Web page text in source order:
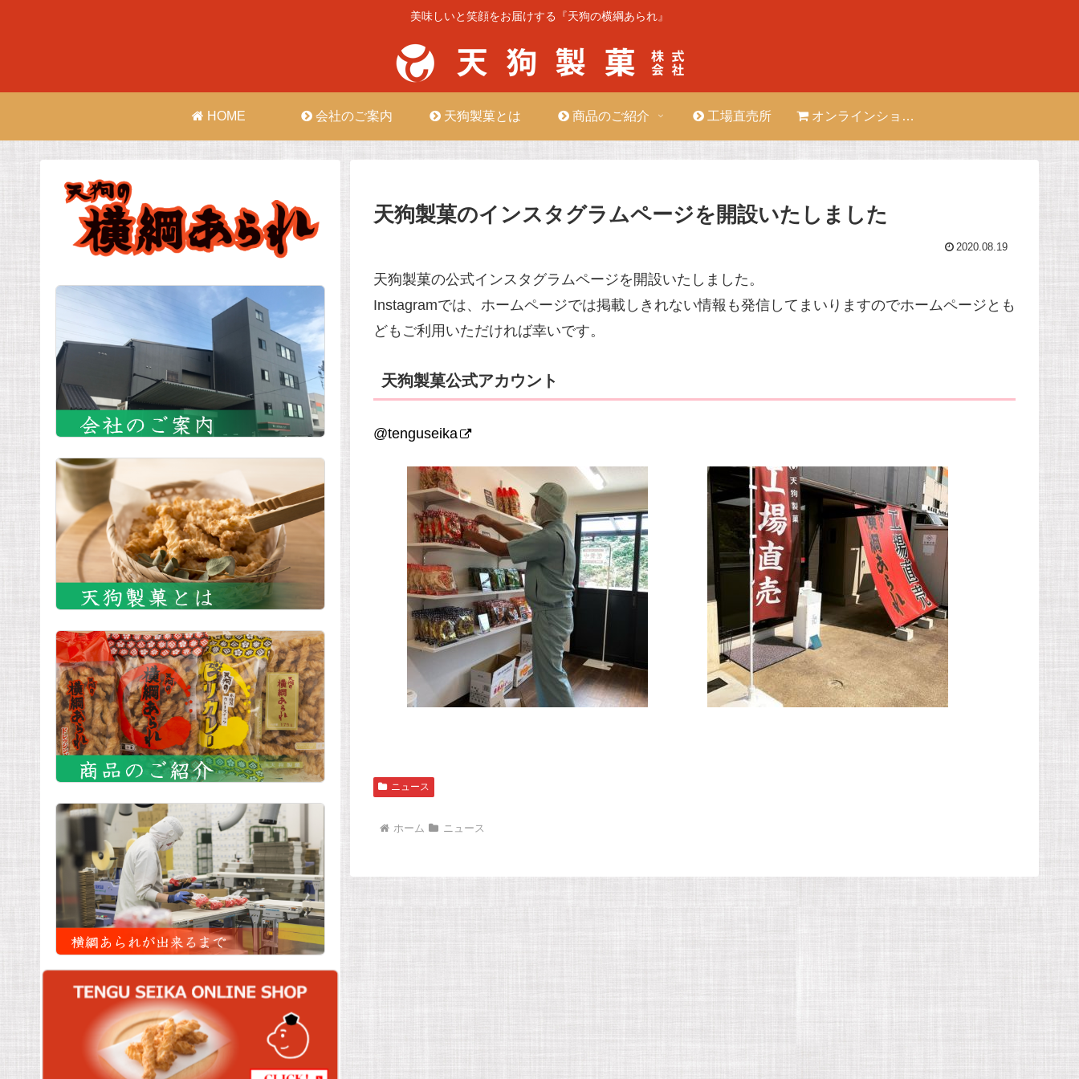
美味しいと笑顔をお届けする『天狗の横綱あられ』
HOME 会社のご案内 天狗製菓とは 商品のご紹介 工場直売所 オンラインショップ
天狗製菓のインスタグラムページを開設いたしました
2020.08.19
天狗製菓の公式インスタグラムページを開設いたしました。
Instagramでは、ホームページでは掲載しきれない情報も発信してまいりますのでホームページとも
どもご利用いただければ幸いです。
天狗製菓公式アカウント
@tenguseika
ニュース
ホーム ニュース